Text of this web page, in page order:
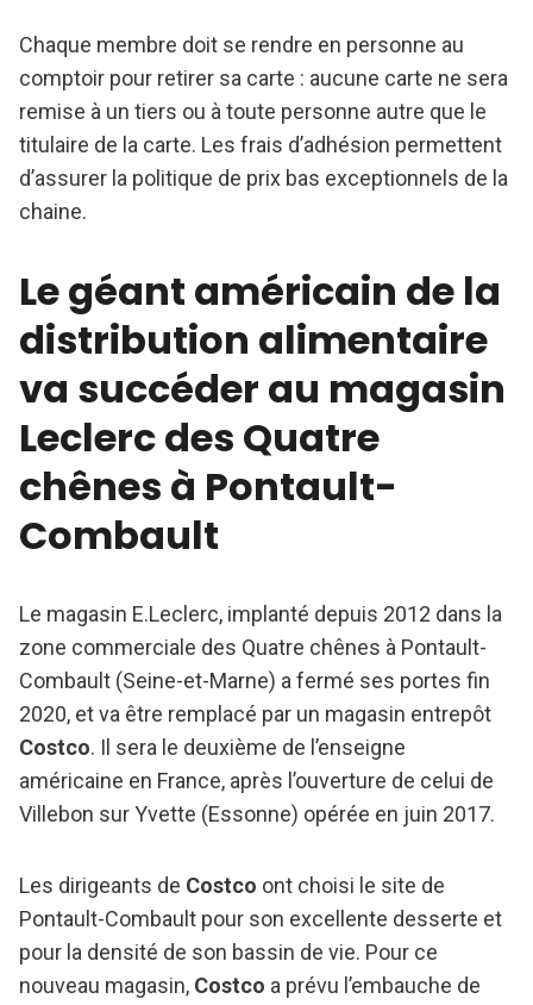
Chaque membre doit se rendre en personne au
comptoir pour retirer sa carte : aucune carte ne sera
remise à un tiers ou à toute personne autre que le
titulaire de la carte. Les frais d’adhésion permettent
d’assurer la politique de prix bas exceptionnels de la
chaine.
Le géant américain de la
distribution alimentaire
va succéder au magasin
Leclerc des Quatre
chênes à Pontault-
Combault
Le magasin E.Leclerc, implanté depuis 2012 dans la
zone commerciale des Quatre chênes à Pontault-
Combault (Seine-et-Marne) a fermé ses portes fin
2020, et va être remplacé par un magasin entrepôt
Costco. Il sera le deuxième de l’enseigne
américaine en France, après l’ouverture de celui de
Villebon sur Yvette (Essonne) opérée en juin 2017.
Les dirigeants de Costco ont choisi le site de
Pontault-Combault pour son excellente desserte et
pour la densité de son bassin de vie. Pour ce
nouveau magasin, Costco a prévu l’embauche de